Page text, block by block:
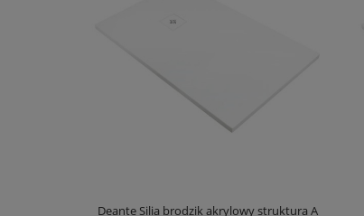
Deante Silia brodzik akrylowy struktura A